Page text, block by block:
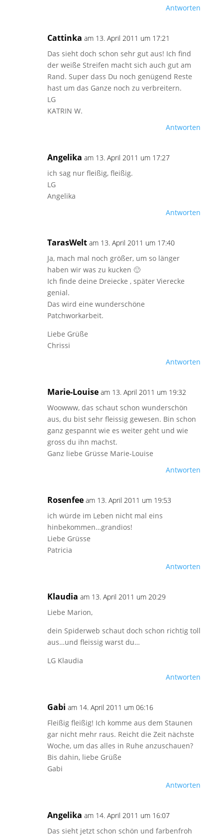
Antworten
Cattinka am 13. April 2011 um 17:21
Das sieht doch schon sehr gut aus! Ich find
der weiße Streifen macht sich auch gut am
Rand. Super dass Du noch genügend Reste
hast um das Ganze noch zu verbreitern.
LG
KATRIN W.
Antworten
Angelika am 13. April 2011 um 17:27
ich sag nur fleißig, fleißig.
LG
Angelika
Antworten
TarasWelt am 13. April 2011 um 17:40
Ja, mach mal noch größer, um so länger
haben wir was zu kucken 🙂
Ich finde deine Dreiecke , später Vierecke
genial.
Das wird eine wunderschöne
Patchworkarbeit.
Liebe Grüße
Chrissi
Antworten
Marie-Louise am 13. April 2011 um 19:32
Woowww, das schaut schon wunderschön
aus, du bist sehr fleissig gewesen. Bin schon
ganz gespannt wie es weiter geht und wie
gross du ihn machst.
Ganz liebe Grüsse Marie-Louise
Antworten
Rosenfee am 13. April 2011 um 19:53
ich würde im Leben nicht mal eins
hinbekommen…grandios!
Liebe Grüsse
Patricia
Antworten
Klaudia am 13. April 2011 um 20:29
Liebe Marion,
dein Spiderweb schaut doch schon richtig toll
aus…und fleissig warst du…
LG Klaudia
Antworten
Gabi am 14. April 2011 um 06:16
Fleißig fleißig! Ich komme aus dem Staunen
gar nicht mehr raus. Reicht die Zeit nächste
Woche, um das alles in Ruhe anzuschauen?
Bis dahin, liebe Grüße
Gabi
Antworten
Angelika am 14. April 2011 um 16:07
Das sieht jetzt schon schön und farbenfroh